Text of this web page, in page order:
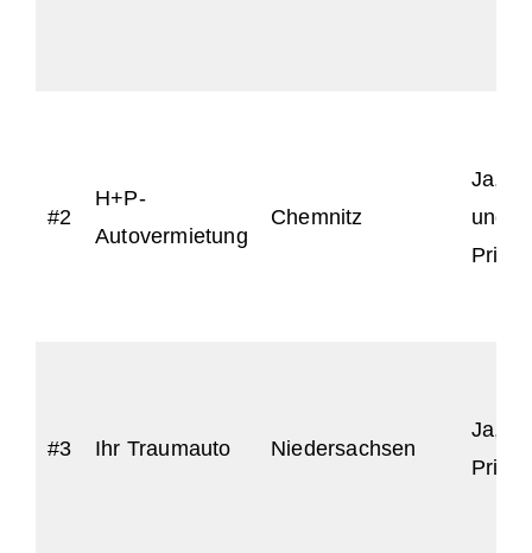
#2
H+P-
Autovermietung
Chemnitz
Ja,
und
#3 Ihr Traumauto Niedersachsen
Ja, für